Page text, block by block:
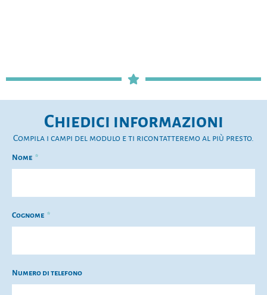
Chiedici informazioni
Compila i campi del modulo e ti ricontatteremo al più presto.
Nome
Cognome
Numero di telefono